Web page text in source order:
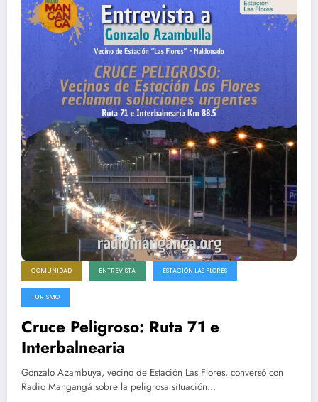
COMUNIDAD ENTREVISTA ESTACIÓN LAS FLORES
TURISMO
Cruce Peligroso: Ruta 71 e
Interbalnearia
Gonzalo Azambuya, vecino de Estación Las Flores, conversó con
Radio Mangangá sobre la peligrosa situación…